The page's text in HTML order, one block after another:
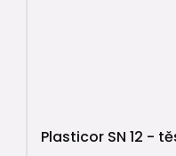
Plasticor SN 12 -